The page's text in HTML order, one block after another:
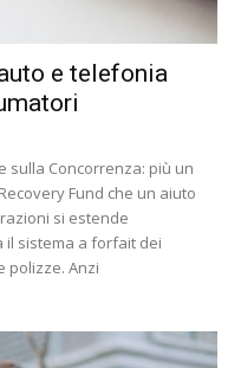
e telefonia
sulla Concorrenza: più un
Fund che un aiuto
si estende
il sistema a forfait dei
polizze. Anzi